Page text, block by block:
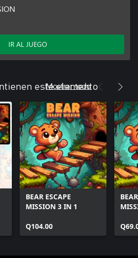
IR AL JUEGO
este elemento
Mostrar todo
BEAR ESCAPE
MISSION 3 IN 1
Q104.00